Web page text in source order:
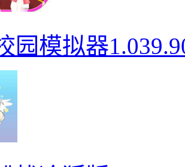
园模拟器